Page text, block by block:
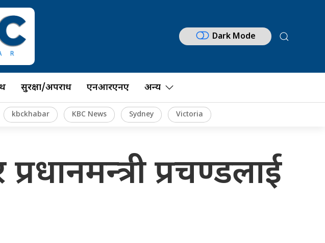
Dark Mode
सुरक्षा/अपराध एनआरएनए अन्य
kbckhabar KBC News Sydney Victoria
प्रचण्डलाई